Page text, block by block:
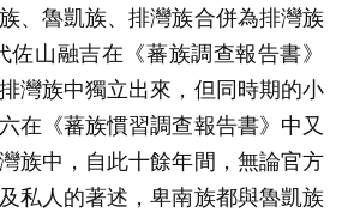
、魯凱族、排灣族合併為排灣族
佐山融吉在《蕃族調查報告書》
灣族中獨立出來，但同時期的小
在《蕃族慣習調查報告書》中又
族中，自此十餘年間，無論官方
私人的著述，卑南族都與魯凱族